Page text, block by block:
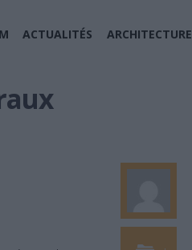
ACTUALITÉS ARCHITECTURE